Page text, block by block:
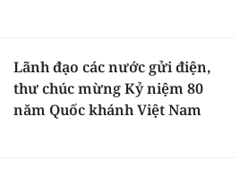
Lãnh đạo các nước gửi điện,
thư chúc mừng Kỷ niệm 80
năm Quốc khánh Việt Nam